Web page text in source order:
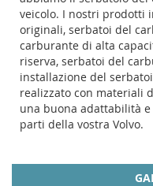
veicolo. I nostri prodotti
originali, serbatoi del
carburante di alta
riserva, serbatoi del
installazione del
realizzato con materiali
una buona adattabilità
parti della vostra Volvo.